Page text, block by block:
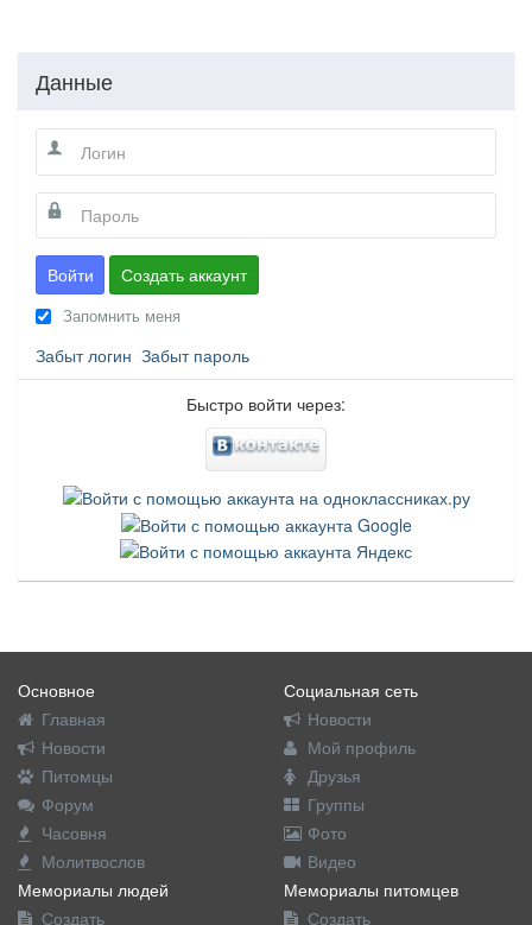
Данные
Войти Создать аккаунт
Запомнить меня
Забыт логин Забыт пароль
Быстро войти через:
Основное
Главная
Новости
Питомцы
Форум
Часовня
Молитвослов
Социальная сеть
Новости
Мой профиль
Друзья
Группы
Фото
Видео
Мемориалы людей
Создать
Мемориалы питомцев
Создать